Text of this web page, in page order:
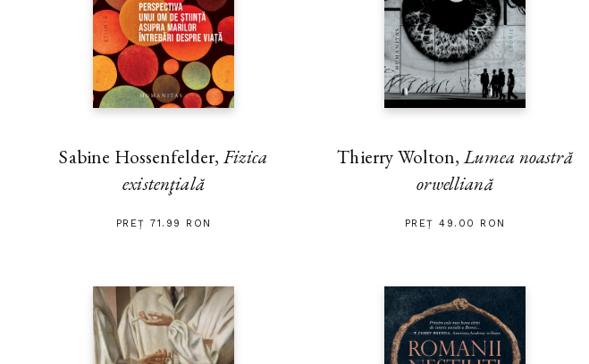
Sabine Hossenfelder, Fizica
existenţială
PREȚ 71.99 RON
Thierry Wolton,Lumea noastră
orwelliană
PREȚ 49.00 RON